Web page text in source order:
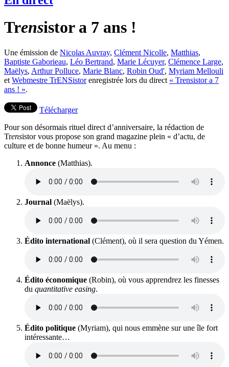
Trensistor a 7 ans !
Une émission de Nicolas Auvray, Clément Nicolle, Matthias,
Baptiste Gaborieau, Léo Bertrand, Marie Lécuyer, Clémence Large,
Maëlys, Arthur Polluce, Marie Blanc, Robin Oud', Myriam Mellouli
et Webmestre TrENSistorenregistrée lors du direct « Trensistor a 7
ans ! ».
Télécharger
Pour son désormais rituel direct d’anniversaire, la rédaction de
Trensistor vous propose son grand magazine plein « d’actu, de
culture et de bonne humeur ». Au menu :
Annonce (Matthias).
Journal (Maëlys).
Édito international (Clément), où il sera question du Yémen.
Édito économique (Robin), où vous apprendrez les finesses
du quantitative easing.
Édito politique (Myriam), qui nous emmène sur une île fort
intéressante…